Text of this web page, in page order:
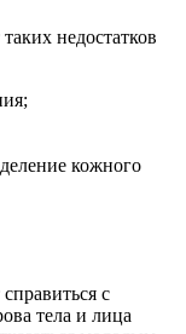
недостатков
кожного
с
тела и лица